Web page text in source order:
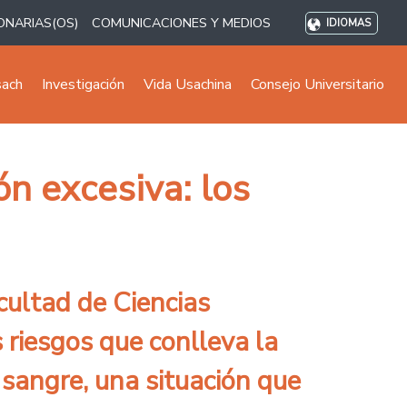
COMUNICACIONES Y MEDIOS IDIOMAS
Investigación Vida Usachina Consejo Universitario
excesiva: los
de Ciencias
que conlleva la
una situación que